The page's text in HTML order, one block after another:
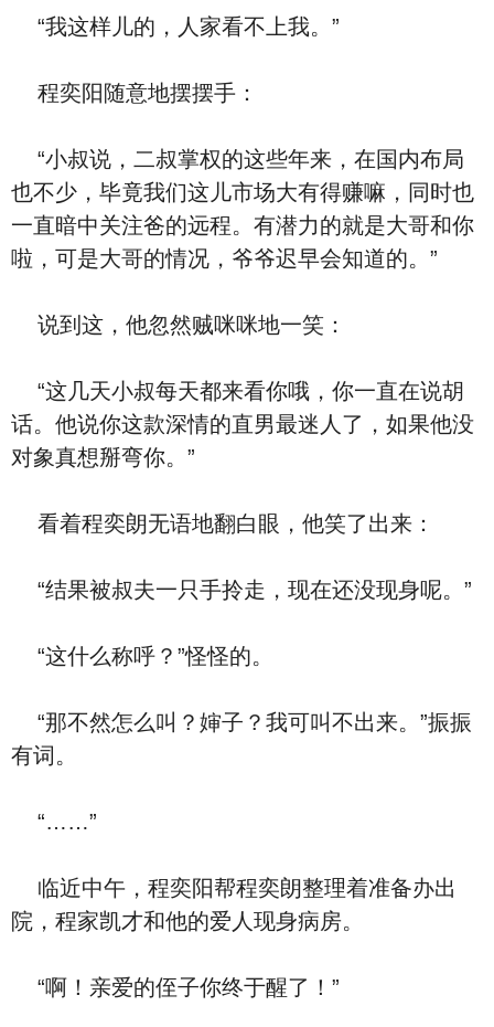
“我这样儿的，人家看不上我。”
程奕阳随意地摆摆手：
“小叔说，二叔掌权的这些年来，在国内布局
也不少，毕竟我们这儿市场大有得赚嘛，同时也
一直暗中关注爸的远程。有潜力的就是大哥和你
啦，可是大哥的情况，爷爷迟早会知道的。”
说到这，他忽然贼咪咪地一笑：
“这几天小叔每天都来看你哦，你一直在说胡
话。他说你这款深情的直男最迷人了，如果他没
对象真想掰弯你。”
看着程奕朗无语地翻白眼，他笑了出来：
“结果被叔夫一只手拎走，现在还没现身呢。”
“这什么称呼？”怪怪的。
“那不然怎么叫？婶子？我可叫不出来。”振振
有词。
“……”
临近中午，程奕阳帮程奕朗整理着准备办出
院，程家凯才和他的爱人现身病房。
“啊！亲爱的侄子你终于醒了！”